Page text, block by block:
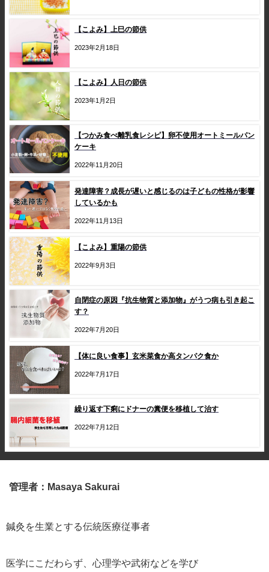
【こよみ】上巳の節供
2023年2月18日
【こよみ】人日の節供
2023年1月2日
【つかみ食べ離乳食レシピ】卵不使用オートミールパン
ケーキ
2022年11月20日
発達障害？成長が遅いと感じるのは子どもの性格が影響
しているかも
2022年11月13日
【こよみ】重陽の節供
2022年9月3日
自閉症の原因『抗生物質と添加物』がうつ病も引き起こ
す？
2022年7月20日
【体に良い食事】玄米菜食か高タンパク食か
2022年7月17日
繰り返す下痢にドナーの糞便を移植して治す
2022年7月12日
管理者：Masaya Sakurai
鍼灸を生業とする伝統医療従事者
医学にこだわらず、心理学や武術などを学び